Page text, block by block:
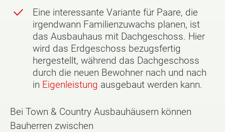
Eine interessante Variante für Paare, die
irgendwann Familienzuwachs planen, ist
das Ausbauhaus mit Dachgeschoss. Hier
wird das Erdgeschoss bezugsfertig
hergestellt, während das Dachgeschoss
durch die neuen Bewohner nach und nach
in Eigenleistung ausgebaut werden kann.
Bei Town & Country Ausbauhäusern können
Bauherren zwischen